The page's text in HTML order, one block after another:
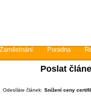
Poradna
Poslat
Odesíláte článek: Snížení ceny